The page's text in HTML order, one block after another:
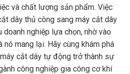
và chất lượng sản phẩm. Việc
dây thủ công sang máy cắt dây
nghiệp lựa chọn, nhờ vào
mang lại. Hãy cùng khám phá
cắt dây tự động trở thành sự
công nghiệp gia công cơ khí